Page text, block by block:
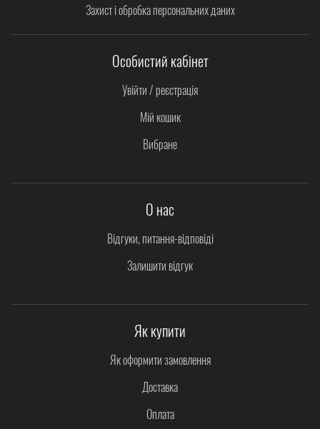
Захист і обробка персональних даних
Особистий кабінет
Увійти / реєстрація
Мій кошик
Вибране
О нас
Відгуки, питання-відповіді
Залишити відгук
Як купити
Як оформити замовлення
Доставка
Оплата